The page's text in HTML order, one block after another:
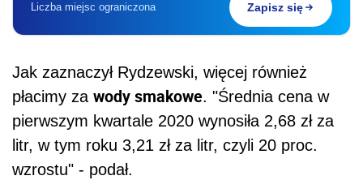
Liczba miejsc ograniczona Zapisz się
Jak zaznaczył Rydzewski, więcej również
płacimy za wody smakowe. "Średnia cena w
pierwszym kwartale 2020 wynosiła 2,68 zł za
litr, w tym roku 3,21 zł za litr, czyli 20 proc.
wzrostu" - podał.